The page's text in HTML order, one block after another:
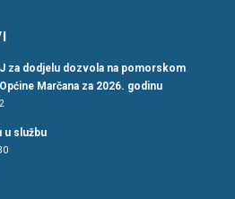
za dodjelu dozvola na pomorskom
Marčana za 2026. godinu
u službu